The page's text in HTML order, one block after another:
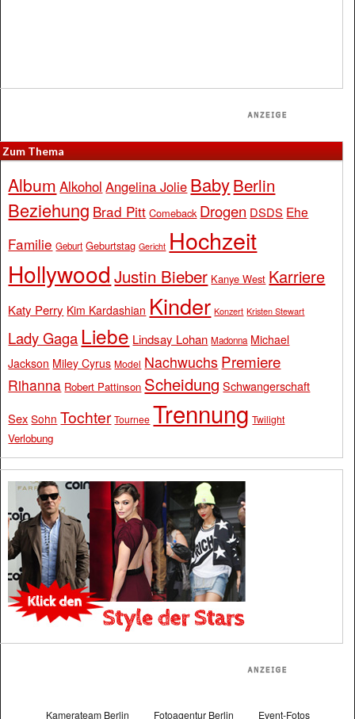
Zum Thema
Album Alkohol Angelina Jolie BabyBerlin
Beziehung Brad Pitt Comeback Drogen DSDS Ehe
Familie Geburt Geburtstag Gericht Hochzeit
Hollywood Justin Bieber Kanye West Karriere
Katy Perry Kim Kardashian Kinder Konzert Kristen Stewart
Lady Gaga Liebe Lindsay Lohan Madonna Michael
Jackson Miley Cyrus Model Nachwuchs Premiere
Rihanna Robert Pattinson Scheidung Schwangerschaft
Sex Sohn Tochter Tournee Trennung Twilight
Verlobung
Kamerateam Berlin Fotoagentur Berlin Event-Fotos